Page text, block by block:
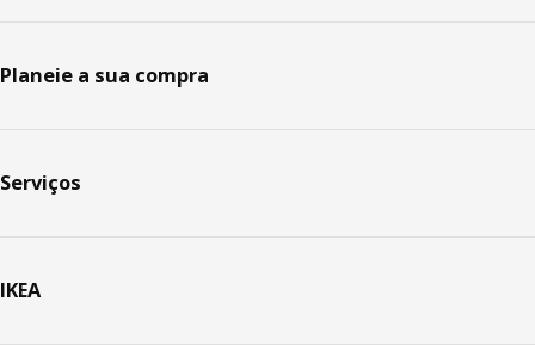
Planeie a sua compra
Serviços
IKEA